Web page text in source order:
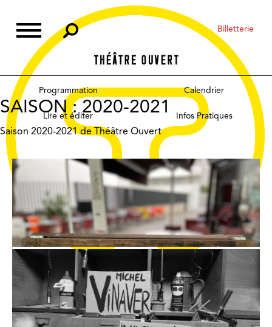
content
Billetterie
Programmation Calendrier
Lire et éditer Infos Pratiques
SAISON :2020-2021
Saison 2020-2021 de Théâtre Ouvert